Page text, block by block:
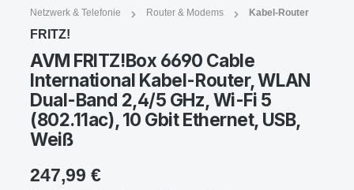
Netzwerk & Telefonie Router & Modems Kabel-Router
FRITZ!
AVM FRITZ!Box 6690 Cable
International Kabel-Router, WLAN
Dual-Band 2,4/5 GHz, Wi-Fi 5
(802.11ac), 10 Gbit Ethernet, USB,
Weiß
247,99 €